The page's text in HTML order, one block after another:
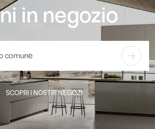
in negozio
SCOPRI I NOSTRI NEGOZI